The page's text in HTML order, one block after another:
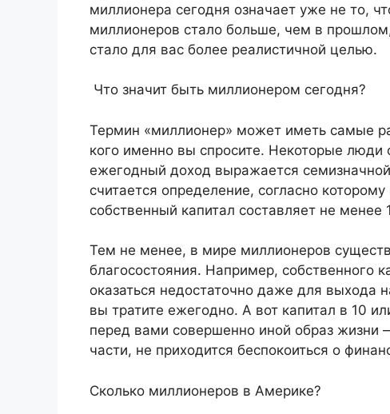
миллионера сегодня означает уже не то,
миллионеров стало больше, чем в
стало для вас более реалистичной целью.
Что значит быть миллионером сегодня?
Термин «миллионер» может иметь самые
кого именно вы спросите. Некоторые
ежегодный доход выражается
считается определение, согласно
собственный капитал составляет не
Тем не менее, в мире миллионеров
благосостояния. Например, собственного
оказаться недостаточно даже для выхода
вы тратите ежегодно. А вот капитал в 10
перед вами совершенно иной образ жизни
части, не приходится беспокоиться о
Сколько миллионеров в Америке?